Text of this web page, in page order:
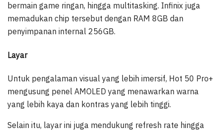
bermain game ringan, hingga multitasking. Infinix juga
memadukan chip tersebut dengan RAM 8GB dan
penyimpanan internal 256GB.
Layar
Untuk pengalaman visual yang lebih imersif, Hot 50 Pro+
mengusung penel AMOLED yang menawarkan warna
yang lebih kaya dan kontras yang lebih tinggi.
Selain itu, layar ini juga mendukung refresh rate hingga